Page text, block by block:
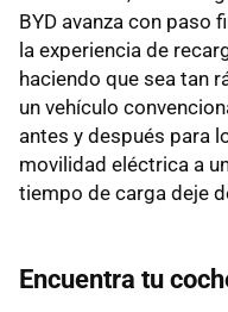
BYD avanza con paso
la experiencia de
haciendo que sea tan
un vehículo
antes y después para
movilidad eléctrica a
tiempo de carga deje
Encuentra tu